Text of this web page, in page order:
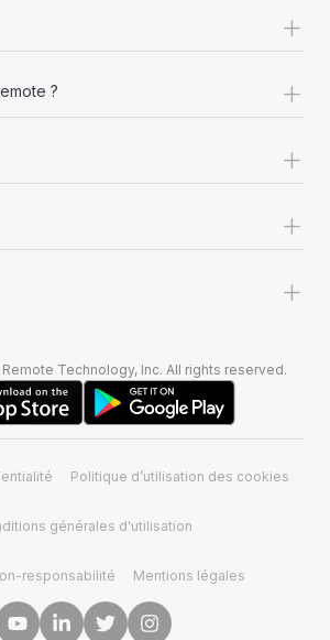
+
? +
+
+
+
Technology, Inc. All rights reserved.
Politique d’utilisation des cookies
générales d'utilisation
responsabilité Mentions légales